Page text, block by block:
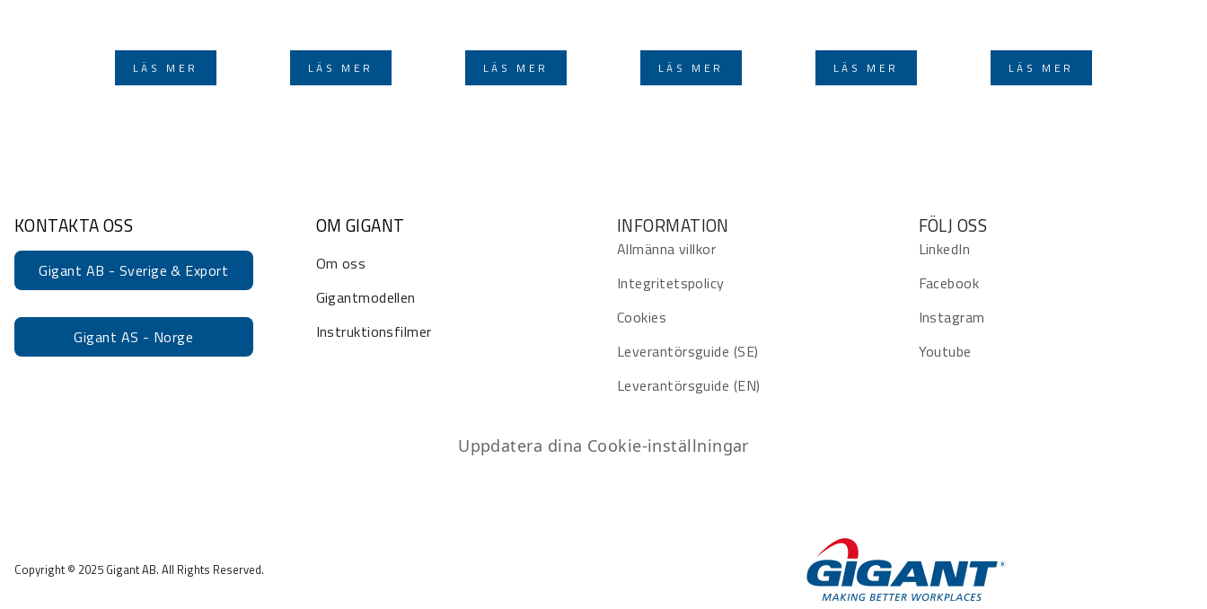
LÄS MER LÄS MER LÄS MER LÄS MER LÄS MER LÄS MER
KONTAKTA OSS
Gigant AB - Sverige & Export
Gigant AS - Norge
OM GIGANT
Om oss
Gigantmodellen
Instruktionsfilmer
INFORMATION
Allmänna villkor
Integritetspolicy
Cookies
Leverantörsguide (SE)
Leverantörsguide (EN)
FÖLJ OSS
LinkedIn
Facebook
Instagram
Youtube
Uppdatera dina Cookie-inställningar
Copyright © 2025 Gigant AB. All Rights Reserved.